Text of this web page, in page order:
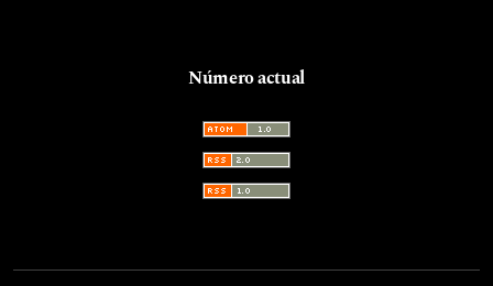
Número actual